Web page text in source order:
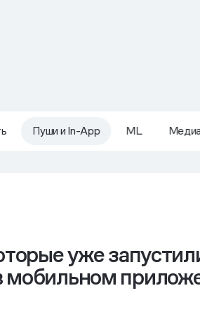
Пуши и In-App ML
уже
мобильном